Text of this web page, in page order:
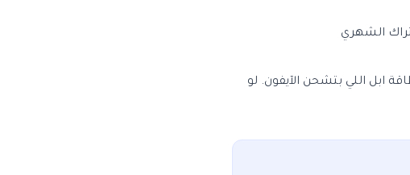
اللي بتشحن الآيفون. لو